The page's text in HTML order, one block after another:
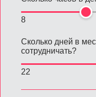
8
Сколько дней в
сотрудничать?
22